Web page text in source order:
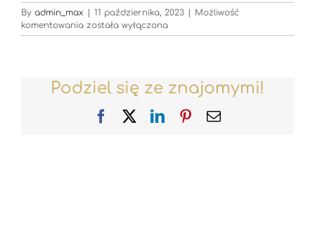
By admin_max | 11 października, 2023 | Możliwość
komentowania Restauracje_PKL_Zakopane_Tarasy_Gubalowka_00276
została wyłączona
Podziel się ze znajomymi!
FacebookLinkedInPinterest
Email